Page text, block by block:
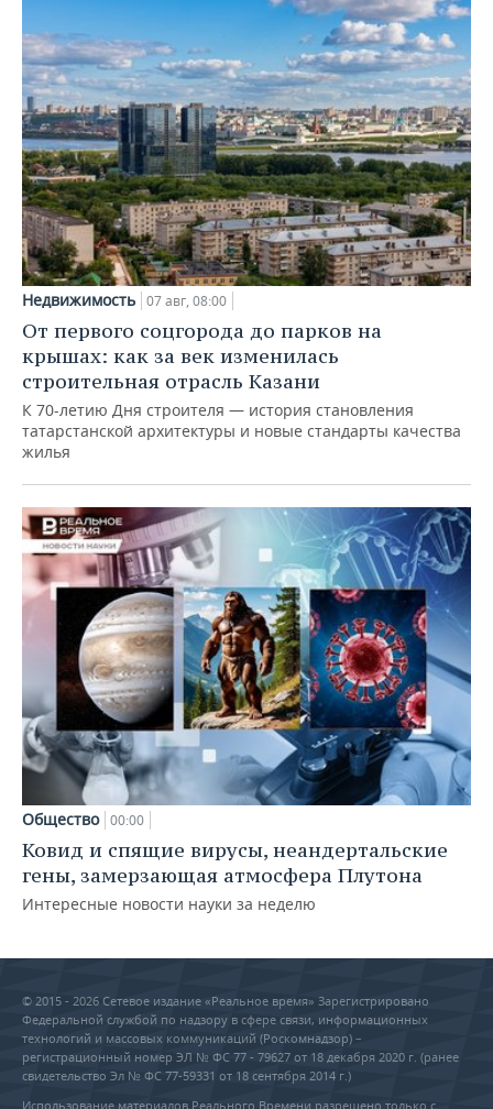
Недвижимость 07 авг, 08:00
От первого соцгорода до парков на
крышах: как за век изменилась
строительная отрасль Казани
К 70-летию Дня строителя — история становления
татарстанской архитектуры и новые стандарты качества
жилья
Общество 00:00
Ковид и спящие вирусы, неандертальские
гены, замерзающая атмосфера Плутона
Интересные новости науки за неделю
© 2015 - 2026 Сетевое издание «Реальное время» Зарегистрировано
Федеральной службой по надзору в сфере связи, информационных
технологий и массовых коммуникаций (Роскомнадзор) –
регистрационный номер ЭЛ № ФС 77 - 79627 от 18 декабря 2020 г. (ранее
свидетельство Эл № ФС 77-59331 от 18 сентября 2014 г.)
Использование материалов Реального Времени разрешено только с